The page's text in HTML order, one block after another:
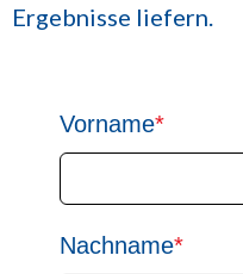
Ergebnisse liefern.
Vorname*
Nachname*